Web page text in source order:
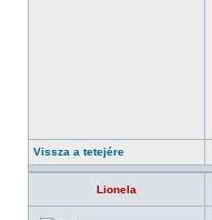
Vissza a tetejére
Lionela